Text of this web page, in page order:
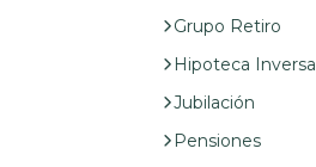
Grupo Retiro
Hipoteca Inversa
Jubilación
Pensiones